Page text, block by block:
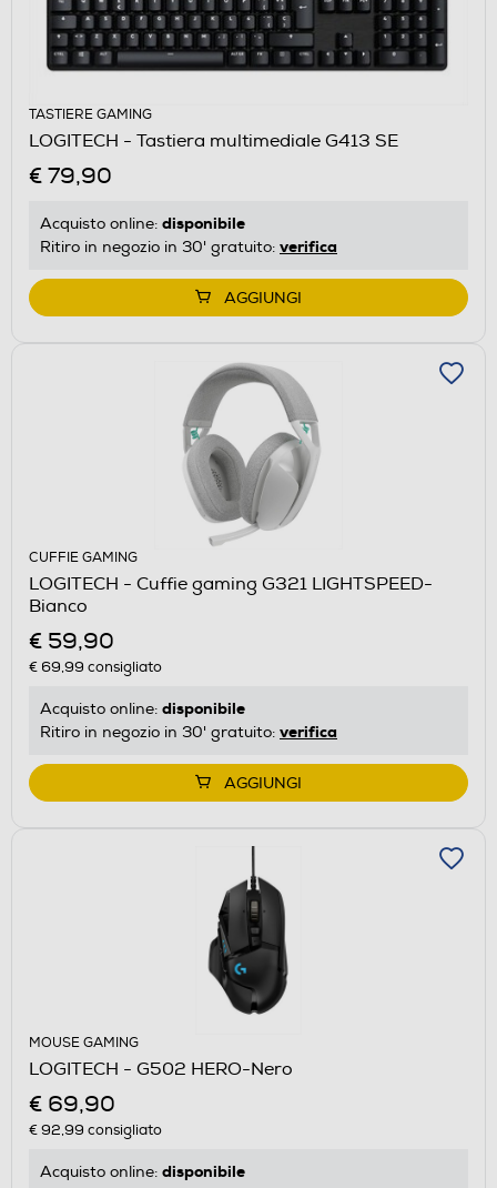
TASTIERE GAMING
LOGITECH - Tastiera multimediale G413 SE
€ 79,90
Acquisto online: disponibile
Ritiro in negozio in 30' gratuito: verifica
AGGIUNGI
CUFFIE GAMING
LOGITECH - Cuffie gaming G321 LIGHTSPEED-
Bianco
€ 59,90
€ 69,99 consigliato
Acquisto online: disponibile
Ritiro in negozio in 30' gratuito: verifica
AGGIUNGI
MOUSE GAMING
LOGITECH - G502 HERO-Nero
€ 69,90
€ 92,99 consigliato
Acquisto online: disponibile